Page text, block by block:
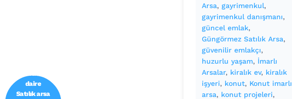
daire
Satılık arsa
Arsa, gayrimenkul
gayrimenkul danışmanı
güncel emlak
Güngörmez Satılık Arsa
güvenilir emlakçı
huzurlu yaşam, İmarlı
Arsalar, kiralık ev, kiralık
işyeri, konut, Konut imarlı
arsa, konut projeleri